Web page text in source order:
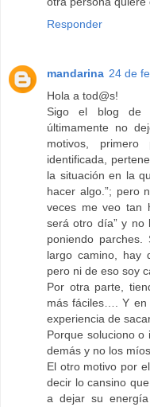
Responder
mandarina 24 de
Hola a tod@s!
Sigo el blog de
últimamente no
motivos,
identificada,
la situación en la
hacer algo.”; pero
veces me veo tan
será otro día” y no
poniendo
largo camino, hay
pero ni de eso soy
Por otra parte,
más fáciles…. Y en
experiencia de
Porque soluciono o
demás y no los
El otro motivo por
decir lo cansino
a dejar su